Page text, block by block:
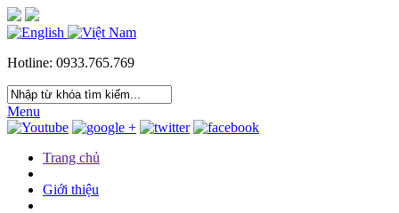
Hotline: 0933.765.769
Menu
Trang chủ
Giới thiệu